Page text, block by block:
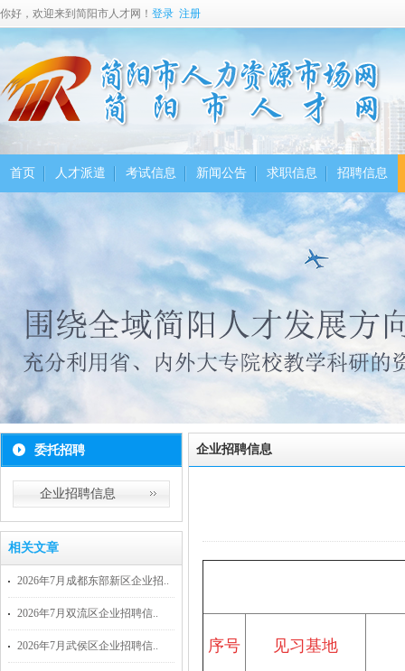
你好，欢迎来到简阳市人才网！ 登录 注册
首页 人才派遣 考试信息 新闻公告 求职信息 招聘信息
委托招聘
企业招聘信息
相关文章
2026年7月成都东部新区企业招..
2026年7月双流区企业招聘信..
2026年7月武侯区企业招聘信..
企业招聘信息
序号 见习基地